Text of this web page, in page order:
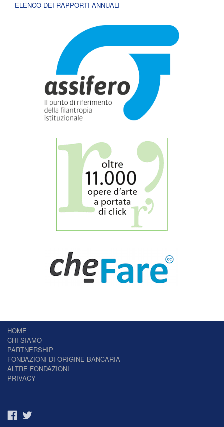
ELENCO DEI RAPPORTI ANNUALI
HOME
CHI SIAMO
PARTNERSHIP
FONDAZIONI DI ORIGINE BANCARIA
ALTRE FONDAZIONI
PRIVACY